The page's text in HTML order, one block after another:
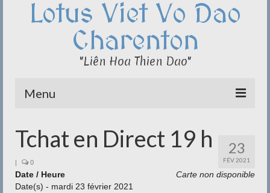
Lotus Viet Vo Dao
Charenton
"Liên Hoa Thien Dao"
Menu
Qi Cong – Taï Chi
Disciplines
23
FÉV 2021
Tchat en Direct 19 h
| 0
Carte non disponible
Date / Heure
Date(s) - mardi 23 février 2021